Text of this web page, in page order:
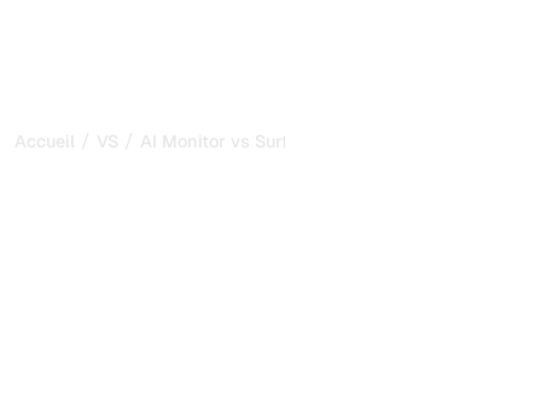
Accueil / VS / AI Monitor vs SurferSEO